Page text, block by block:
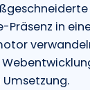
Präsenz in